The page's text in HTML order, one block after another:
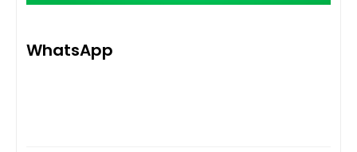
WhatsApp